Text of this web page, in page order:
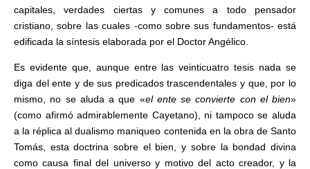
capitales, verdades ciertas y comunes a todo pensador
cristiano, sobre las cuales -como sobre sus fundamentos- está
edificada la síntesis elaborada por el Doctor Angélico.
Es evidente que, aunque entre las veinticuatro tesis nada se
diga del ente y de sus predicados trascendentales y que, por lo
mismo, no se aluda a que «el ente se convierte con el bien»
(como afirmó admirablemente Cayetano), ni tampoco se aluda
a la réplica al dualismo maniqueo contenida en la obra de Santo
Tomás, esta doctrina sobre el bien, y sobre la bondad divina
como causa final del universo y motivo del acto creador, y la